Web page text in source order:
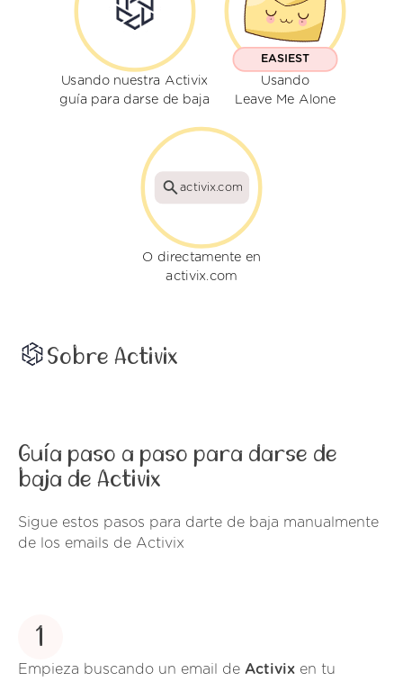
Usando nuestra Activix
guía para darse de baja
EASIEST
Usando
Leave Me Alone
activix.com
O directamente en
activix.com
Sobre Activix
Guía paso a paso para darse de
baja de Activix
Sigue estos pasos para darte de baja manualmente
de los emails de Activix
1
Empieza buscando un email de Activix en tu